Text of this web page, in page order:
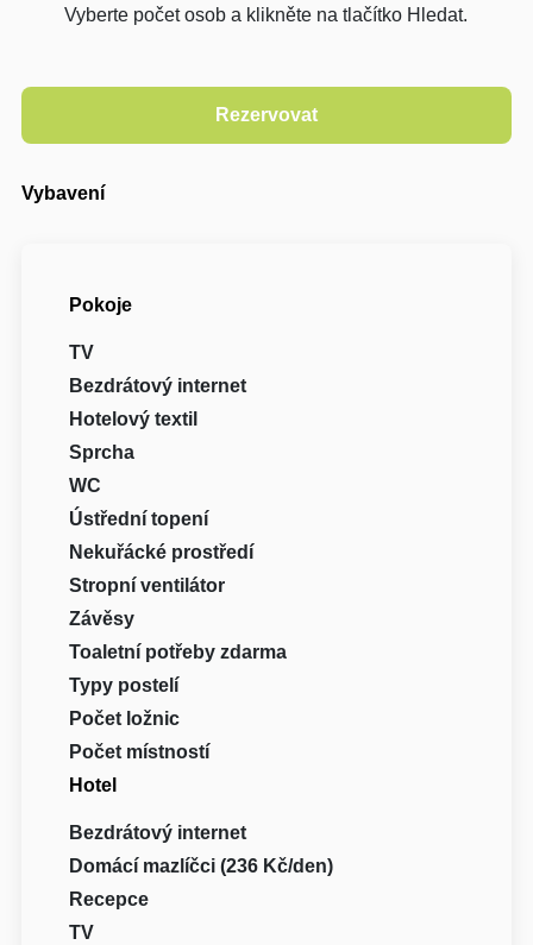
Vyberte počet osob a klikněte na tlačítko Hledat.
Vybavení
Pokoje
TV
Bezdrátový internet
Hotelový textil
Sprcha
WC
Ústřední topení
Nekuřácké prostředí
Stropní ventilátor
Závěsy
Toaletní potřeby zdarma
Typy postelí
Počet ložnic
Počet místností
Hotel
Bezdrátový internet
Domácí mazlíčci (236 Kč/den)
Recepce
TV